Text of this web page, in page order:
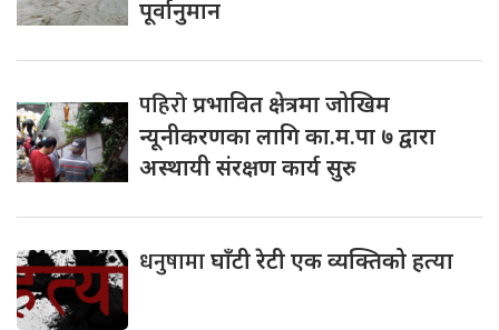
पूर्वानुमान
पहिरोप्रभावित क्षेत्रमा जोखिम
न्यूनीकरणका लागि का.म.पा ७ द्वारा
अस्थायी संरक्षण कार्य सुरु
धनुषामाघाँटी रेटी एक व्यक्तिको हत्या